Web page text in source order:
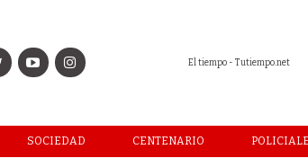
El tiempo - Tutiempo.net
SOCIEDAD CENTENARIO